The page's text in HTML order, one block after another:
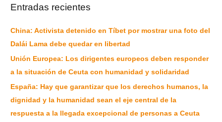
Entradas recientes
China: Activista detenido en Tíbet por mostrar una foto del
Dalái Lama debe quedar en libertad
Unión Europea: Los dirigentes europeos deben responder
a la situación de Ceuta con humanidad y solidaridad
España: Hay que garantizar que los derechos humanos, la
dignidad y la humanidad sean el eje central de la
respuesta a la llegada excepcional de personas a Ceuta